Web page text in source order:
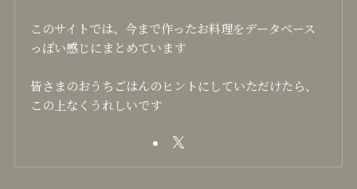
このサイトでは、今まで作ったお料理をデータベース
っぽい感じにまとめています
皆さまのおうちごはんのヒントにしていただけたら、
この上なくうれしいです